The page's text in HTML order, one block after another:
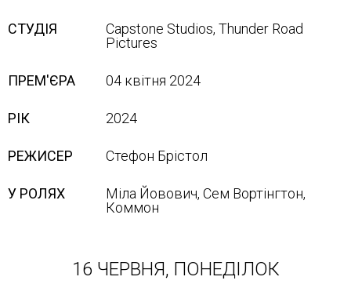
СТУДІЯ
Capstone Studios, Thunder Road
Pictures
ПРЕМ'ЄРА 04 квітня 2024
РІК 2024
РЕЖИСЕР Стефон Брістол
У РОЛЯХ
Міла Йовович, Сем Вортінгтон,
Кoммoн
16 ЧЕРВНЯ, ПОНЕДІЛОК